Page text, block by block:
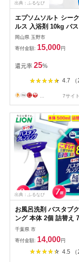
出典：ふるなび
エプソムソルト シー
ルス 入浴剤 10kg バスソルト
バス用品 リラックス
グネシウム
岡山県 玉野市
寄付金額: 15,000円
還元率 25%
4.7 （
7サイ
出典：ふるなび
お風呂洗剤 バスタブ
ング 本体 2個 詰替え
呂 洗剤
千葉県 市
寄付金額: 14,000円
4.5 （